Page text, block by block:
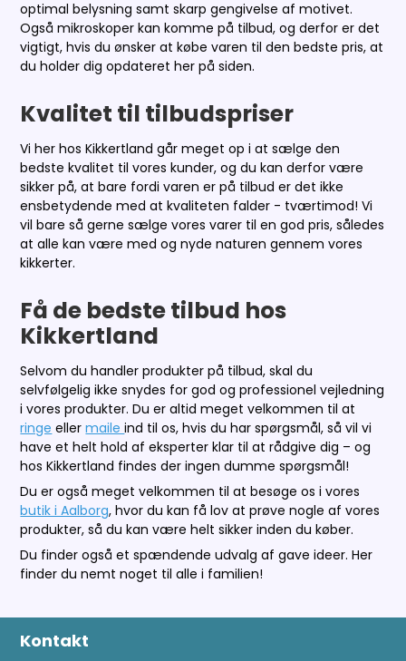
optimal belysning samt skarp gengivelse af motivet.
Også mikroskoper kan komme på tilbud, og derfor er det
vigtigt, hvis du ønsker at købe varen til den bedste pris, at
du holder dig opdateret her på siden.
Kvalitet til tilbudspriser
Vi her hos Kikkertland går meget op i at sælge den
bedste kvalitet til vores kunder, og du kan derfor være
sikker på, at bare fordi varen er på tilbud er det ikke
ensbetydende med at kvaliteten falder - tværtimod! Vi
vil bare så gerne sælge vores varer til en god pris, således
at alle kan være med og nyde naturen gennem vores
kikkerter.
Få de bedste tilbud hos
Kikkertland
Selvom du handler produkter på tilbud, skal du
selvfølgelig ikke snydes for god og professionel vejledning
i vores produkter. Du er altid meget velkommen til at
ringe ellermaileind til os, hvis du har spørgsmål, så vil vi
have et helt hold af eksperter klar til at rådgive dig – og
hos Kikkertland findes der ingen dumme spørgsmål!
Du er også meget velkommen til at besøge os i vores
butik i Aalborg, hvor du kan få lov at prøve nogle af vores
produkter, så du kan være helt sikker inden du køber.
Du finder også et spændende udvalg af gave ideer. Her
finder du nemt noget til alle i familien!
Kontakt